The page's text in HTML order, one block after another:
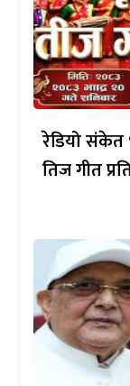
रेडियो संकेत
तिज गीत